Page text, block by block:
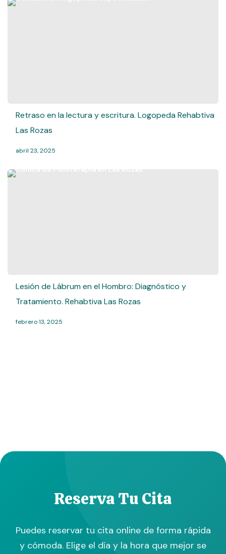
Retraso en la lectura y escritura. Logopeda Rehabtiva
Las Rozas
abril 23, 2025
Lesión de Lábrum en el Hombro: Diagnóstico y
Tratamiento. Rehabtiva Las Rozas
febrero 13, 2025
Reserva Tu Cita
Puedes reservar tu cita online de forma rápida
y cómoda. Elige el día y la hora que mejor se